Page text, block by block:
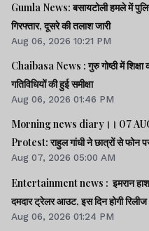
Gumla News: बसायटोली हमले में
गिरफ्तार, दूसरे की तलाश जारी
Aug 06, 2026 10:21 PM
Chaibasa News : गुरु गोष्ठी में शिक्षा
गतिविधियों की हुई समीक्षा
Aug 06, 2026 01:46 PM
Morning news diary।। 07
Protest: राहुल गांधी ने छात्रों से फोन
आंदोलन: छात्र प्रतिनिधि अपनी मांगों
CEO से पूछा- विनय चौबे को कितने
वीडियो.
Aug 07, 2026 05:00 AM
Entertainment news : इमरान
दमदार ट्रेलर आउट, इस दिन होगी रिलीज
Aug 06, 2026 01:24 PM